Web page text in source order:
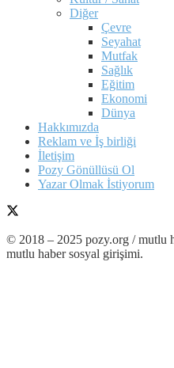
Diğer
Çevre
Seyahat
Mutfak
Sağlık
Eğitim
Ekonomi
Dünya
Hakkımızda
Reklam ve İş birliği
İletişim
Pozy Gönüllüsü Ol
Yazar Olmak İstiyorum
© 2018 – 2025 pozy.org / mutlu
mutlu haber sosyal girişimi.